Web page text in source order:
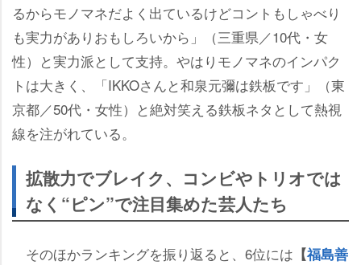
るからモノマネだよく出ているけどコントもしゃべり
も実力がありおもしろいから」（三重県／10代・女
性）と実力派として支持。やはりモノマネのインパク
トは大きく、「IKKOさんと和泉元彌は鉄板です」（東
京都／50代・女性）と絶対笑える鉄板ネタとして熱視
線を注がれている。
拡散力でブレイク、コンビやトリオでは
なく“ピン”で注目集めた芸人たち
そのほかランキングを振り返ると、6位には 【福島善